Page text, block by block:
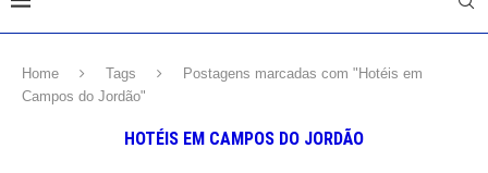
Home Tags
Postagens marcadas com "Hotéis em
Campos do Jordão"
HOTÉIS EM CAMPOS DO JORDÃO